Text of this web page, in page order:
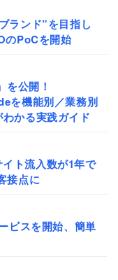
ランド”を目指し
のPoCを開始
公開！
を機能別／業務別
かる実践ガイド
ト流入数が1年で
接点に
ビスを開始、簡単